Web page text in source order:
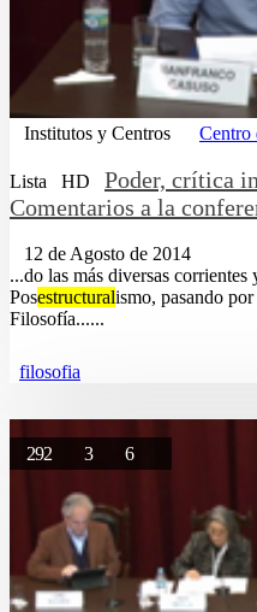
Institutos y Centros Centro
Lista HD
Poder, crítica
Comentarios a la
12 de Agosto de 2014
...do las más diversas
Posestructuralismo, pasando
Filosofía......
filosofia
292 3 6